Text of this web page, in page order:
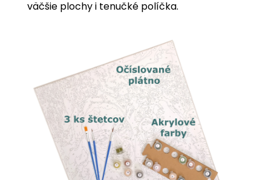
väčšie plochy i tenučké políčka.